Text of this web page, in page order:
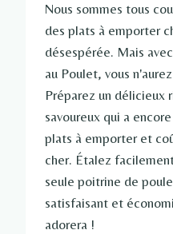
Nous sommes tous
des plats à emporter
désespérée. Mais
au Poulet, vous
Préparez un délicieux
savoureux qui a
plats à emporter et
cher. Étalez
seule poitrine de
satisfaisant et
adorera !